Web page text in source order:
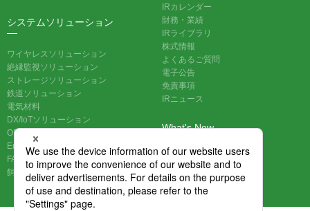
システムソリューション
ワイヤレスソリューション
絶縁監視ソリューション
ストレージソリューション
鉄道ソリューション
電気材料
DX/IoTソリューション
ODM/EMS受託開発ソリューション
Embedded
FAシステム
飼料タンク残量管理システム
IRカレンダー
財務・業績
IRライブラリ
株式情報
よくあるご質問
電子公告
免責事項
IRニュース
What's New
お問い合わせ一覧